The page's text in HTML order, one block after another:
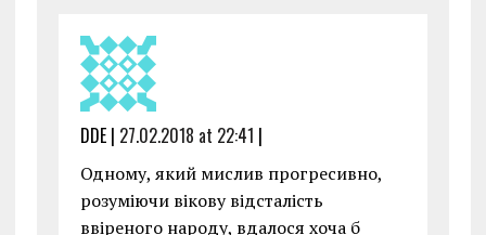
DDE | 27.02.2018 at 22:41 |
Одному, який мислив прогресивно,
розуміючи вікову відсталість
ввіреного народу, вдалося хоча б